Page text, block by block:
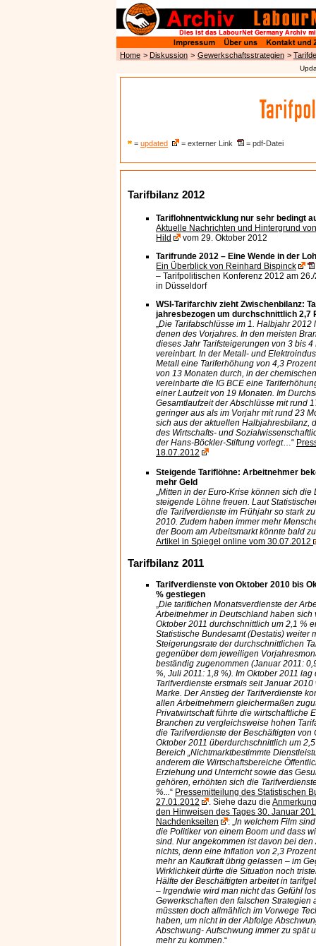
Home > Diskussion > Gewerkschaftsstrategien >
= updated = externer Link = pdf-Datei
Tarifbilanz 2012
Tariflohnentwicklung nur sehr bedingt
Aktuelle Nachrichten und Hintergrund
Hild
vom 29. Oktober 2012
Tarifrunde 2012 – Eine Wende in der
Ein Überblick von Reinhard Bispinck
– Tarifpolitischen Konferenz 2012 am
in Düsseldorf
WSI-Tarifarchiv zieht Zwischenbilanz:
jahresbezogen um durchschnittlich 2,7
„Die Tarifabschlüsse im 1. Halbjahr 2012
denen des Vorjahres. In den meisten
dieses Jahr Tarifsteigerungen von 3 bis
vereinbart. In der Metall- und
Metall eine Tariferhöhung von 4,3
von 13 Monaten durch, in der
vereinbarte die IG BCE eine
einer Laufzeit von 19 Monaten. Im
Gesamtlaufzeit der Abschlüsse mit rund
geringer aus als im Vorjahr mit rund 23
sich aus der aktuellen Halbjahresbilanz,
des Wirtschafts- und
der Hans-Böckler-Stiftung vorlegt…“
18.07.2012
Steigende Tariflöhne: Arbeitnehmer
mehr Geld
„Mitten in der Euro-Krise können sich die
steigende Löhne freuen. Laut
die Tarifverdienste im Frühjahr so stark
2010. Zudem haben immer mehr
der Boom am Arbeitsmarkt könnte bald
Artikel in Spiegel online vom 30.07.2012
Tarifbilanz 2011
Tarifverdienste von Oktober 2010 bis
% gestiegen
„Die tariflichen Monatsverdienste der
Arbeitnehmer in Deutschland haben sich
Oktober 2011 durchschnittlich um 2,1 %
Statistische Bundesamt (Destatis) weiter
Steigerungsrate der durchschnittlichen
gegenüber dem jeweiligen
beständig zugenommen (Januar 2011:
%, Juli 2011: 1,8 %). Im Oktober 2011
Tarifverdienste erstmals seit Januar
Marke. Der Anstieg der Tarifverdienste
allen Arbeitnehmern gleichermaßen
Privatwirtschaft führte die wirtschaftliche
Branchen zu vergleichsweise hohen
die Tarifverdienste der Beschäftigten von
Oktober 2011 überdurchschnittlich um
Bereich „Nichtmarktbestimmte
anderem die Wirtschaftsbereiche
Erziehung und Unterricht sowie das
gehören, erhöhten sich die
%...“ Pressemitteilung des Statistischen
27.01.2012
. Siehe dazu die
den Hinweisen des Tages 30. Januar
Nachdenkseiten
: „In welchem Film
die Politiker von einem Boom und dass
sind. Nur angekommen ist davon bei den
nichts, denn eine Inflation von 2,3
mehr an Kaufkraft übrig gelassen – im
Wirklichkeit dürfte die Situation noch
Hälfte der Beschäftigten arbeitet in
– Irgendwie wird man nicht das Gefühl
Gewerkschaften den falschen Strategien
müssten doch allmählich im Vorwege
haben, um nicht in der Abfolge
Abschwung- Aufschwung immer zu spät
mehr zu kommen.“